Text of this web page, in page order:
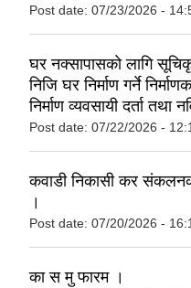
Post date: 07/23/2026 -
घर नक्सापासकाे लागि
निजि घर निर्माण गर्ने
निर्माण व्यवसायी दर्ता तथा
Post date: 07/22/2026 -
कवाडी निकासी कर
।
Post date: 07/20/2026 -
का स मु फारम ।